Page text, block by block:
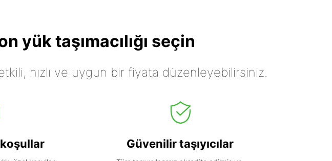
yük taşımacılığı seçin
etkili, hızlı ve uygun bir fiyata düzenleyebilirsiniz.
Güvenilir taşıyıcılar